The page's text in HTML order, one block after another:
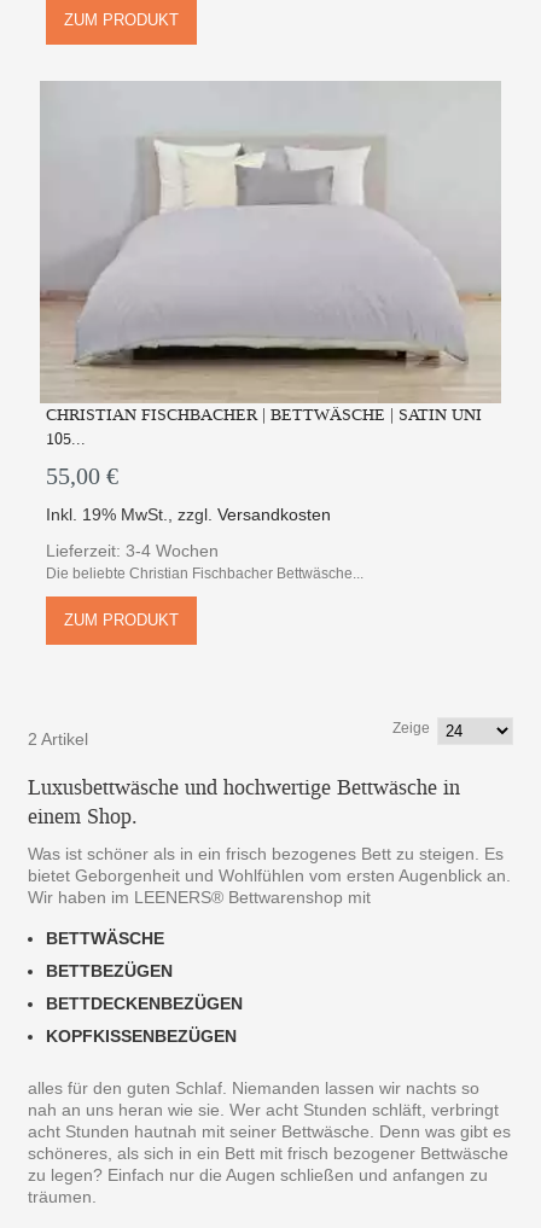
ZUM PRODUKT
CHRISTIAN FISCHBACHER | BETTWÄSCHE | SATIN UNI
105...
55,00 €
Inkl. 19% MwSt. ,zzgl.Versandkosten
Lieferzeit: 3-4 Wochen
Die beliebte Christian Fischbacher Bettwäsche...
ZUM PRODUKT
2 Artikel
Zeige
Luxusbettwäsche und hochwertige Bettwäsche in
einem Shop.
Was ist schöner als in ein frisch bezogenes Bett zu steigen. Es
bietet Geborgenheit und Wohlfühlen vom ersten Augenblick an.
Wir haben im LEENERS® Bettwarenshop mit
BETTWÄSCHE
BETTBEZÜGEN
BETTDECKENBEZÜGEN
KOPFKISSENBEZÜGEN
alles für den guten Schlaf. Niemanden lassen wir nachts so
nah an uns heran wie sie. Wer acht Stunden schläft, verbringt
acht Stunden hautnah mit seiner Bettwäsche. Denn was gibt es
schöneres, als sich in ein Bett mit frisch bezogener Bettwäsche
zu legen? Einfach nur die Augen schließen und anfangen zu
träumen.